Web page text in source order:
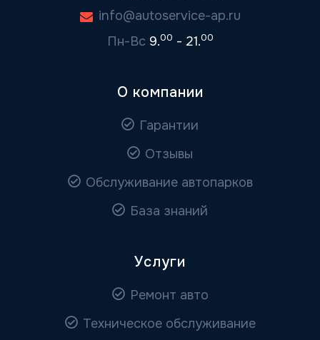
info@autoservice-ap.ru
Пн-Вс 9.00 - 21.00
О компании
Гарантии
Отзывы
Обслуживание автопарков
База знаний
Услуги
Ремонт авто
Техническое обслуживание